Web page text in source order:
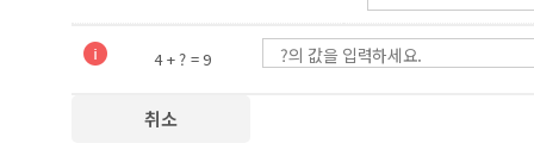
4 + ? = 9 ?의 값을 입력하세요.
취소